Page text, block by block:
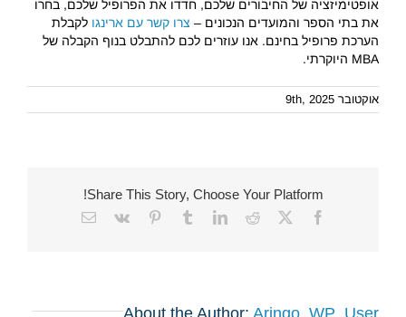
אופטימיזציה של החיבורים שלכם, חדדו את הפרופיל שלכם, בחרו
את בתי הספר והמועדים הנכונים – צרו קשר עם ארינגו לקבלת
הערכת פרופיל בחינם. אנו עוזרים לכם להתבלט בנוף הקבלה של
MBA היוקרתי.
אוקטובר 9th, 2025
Share This Story, Choose Your Platform!
Facebook
X
Reddit
LinkedIn
Tumblr
Pinterest
Vk
Email
About the Author: Aringo_WP_User